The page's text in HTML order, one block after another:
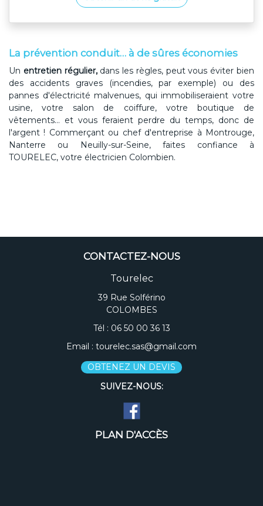
La prévention conduit… à de sûres économies
Un entretien régulier,dans les règles, peut vous éviter bien
des accidents graves (incendies, par exemple) ou des
pannes d'électricité malvenues, qui immobiliseraient votre
usine, votre salon de coiffure, votre boutique de
vêtements… et vous feraient perdre du temps, donc de
l'argent ! Commerçant ou chef d'entreprise à Montrouge,
Nanterre ou Neuilly-sur-Seine, faites confiance à
TOURELEC, votre électricien Colombien.
CONTACTEZ-NOUS
Tourelec
39 Rue Solférino
COLOMBES
Tél : 06 50 00 36 13
Email : tourelec.sas@gmail.com
OBTENEZ UN DEVIS
SUIVEZ-NOUS:
PLAN D'ACCÈS